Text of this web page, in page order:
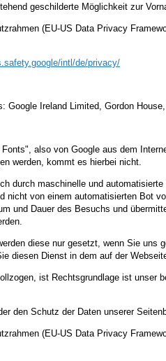
geschilderte Möglichkeit zur
(EU-US Data Privacy
/intl/de/privacy/
Ireland Limited, Gordon
also von Google aus dem
werden, kommt es hierbei nicht.
durch maschinelle und
von einem automatisierten Bot
und Dauer des Besuchs und
diese nur gesetzt, wenn Sie
Dienst in dem auf der
ist Rechtsgrundlage ist
den Schutz der Daten unserer
(EU-US Data Privacy